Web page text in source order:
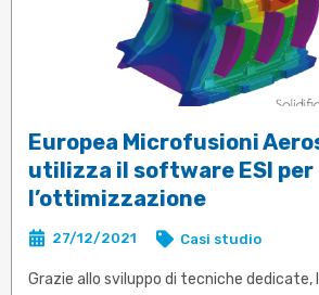
Europea Microfusioni
utilizza il software ESI per
l’ottimizzazione
27/12/2021 Casi studio
Grazie allo sviluppo di tecniche dedicate,